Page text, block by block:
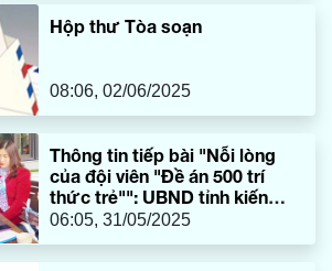
Hộp thư Tòa soạn
08:06, 02/06/2025
Thông tin tiếp bài "Nỗi lòng
của đội viên "Đề án 500 trí
thức trẻ"": UBND tỉnh kiến
nghị bổ sung thêm biên chế để
06:05, 31/05/2025